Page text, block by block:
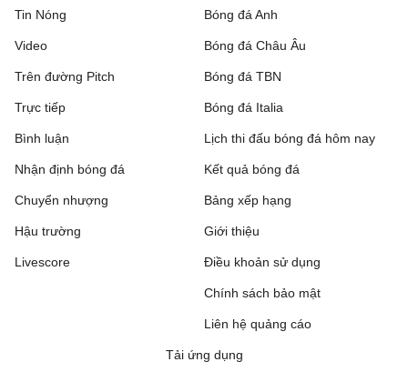
Tin Nóng
Video
Trên đường Pitch
Trực tiếp
Bóng đá Anh
Bóng đá Châu Âu
Bóng đá TBN
Bóng đá Italia
Bình luận
Nhận định bóng đá
Chuyển nhượng
Hậu trường
Livescore
Lịch thi đấu bóng đá hôm nay
Kết quả bóng đá
Bảng xếp hạng
Giới thiệu
Điều khoản sử dụng
Chính sách bảo mật
Liên hệ quảng cáo
Tải ứng dụng